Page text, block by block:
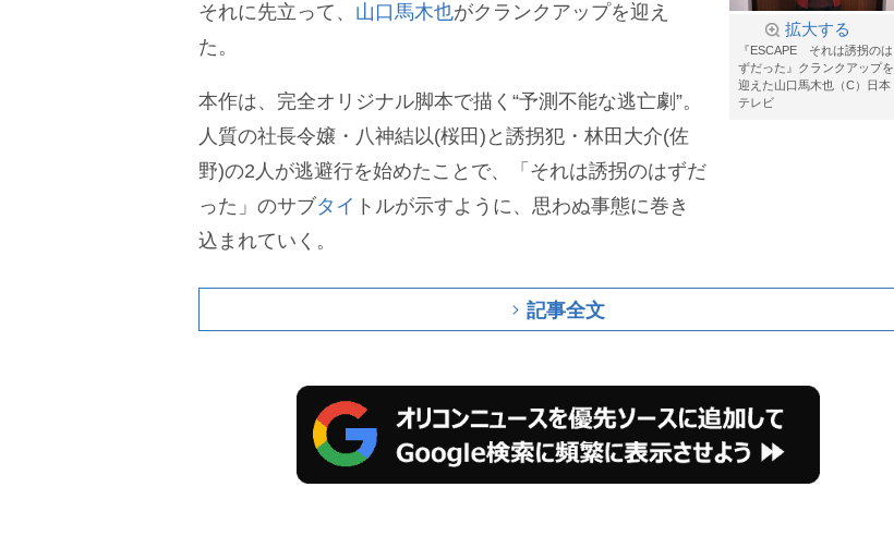
拡大する
『ESCAPE それは誘拐のは
ずだった』クランクアップを
迎えた山口馬木也（C）日本
テレビ
それに先立って、 山口馬木也がクランクアップを迎え
た。
本作は、完全オリジナル脚本で描く“予測不能な逃亡劇”。
人質の社長令嬢・八神結以(桜田)と誘拐犯・林田大介(佐
野)の2人が逃避行を始めたことで、「それは誘拐のはずだ
った」のサブタイ トルが示すように、思わぬ事態に巻き
込まれていく。
記事全文